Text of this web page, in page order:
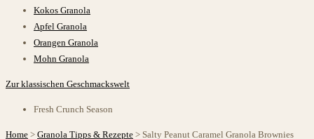
Kokos Granola
Apfel Granola
Orangen Granola
Mohn Granola
Zur klassischen Geschmackswelt
Fresh Crunch Season
Home > Granola Tipps & Rezepte > Salty Peanut Caramel Granola Brownies